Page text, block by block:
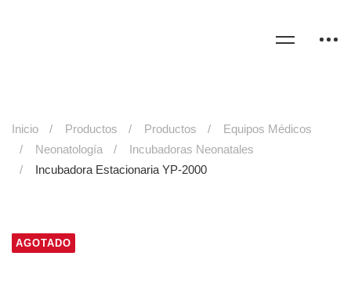
Inicio Productos Productos
Equipos Médicos
Neonatología
Incubadoras Neonatales
Incubadora Estacionaria YP-2000
AGOTADO